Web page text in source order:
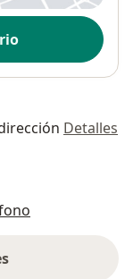
Detalles